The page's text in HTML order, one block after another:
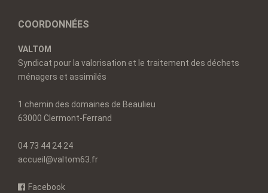
COORDONNÉES
VALTOM
Syndicat pour la valorisation et le traitement des déchets
ménagers et assimilés
1 chemin des domaines de Beaulieu
63000 Clermont-Ferrand
04 73 44 24 24
accueil@valtom63.fr
Facebook